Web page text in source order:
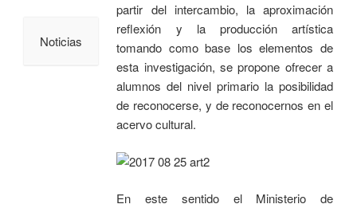
partir del intercambio, la aproximación
reflexión y la producción artística
tomando como base los elementos de
esta investigación, se propone ofrecer a
alumnos del nivel primario la posibilidad
de reconocerse, y de reconocernos en el
acervo cultural.
En este sentido el Ministerio de
Noticias